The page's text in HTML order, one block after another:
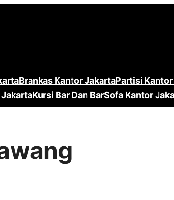
Brankas Kantor JakartaPartisi
Kursi Bar Dan BarSofa Kantor